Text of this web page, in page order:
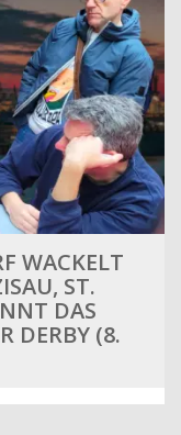
WACKELT
ST.
DAS
DERBY (8.